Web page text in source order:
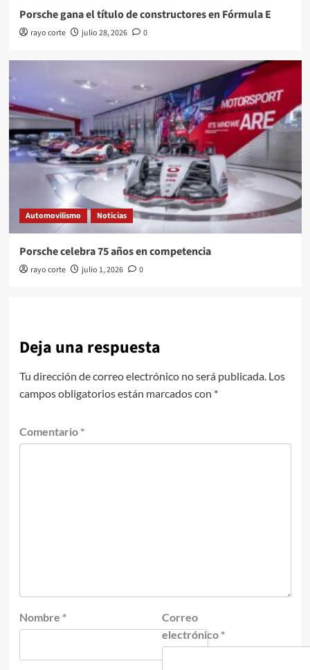
Porsche gana el título de constructores en Fórmula E
rayo corte julio 28, 2026 0
Automovilismo Noticias
Porsche celebra 75 años en competencia
rayo corte julio 1, 2026 0
Deja una respuesta
Tu dirección de correo electrónico no será publicada. Los
campos obligatorios están marcados con *
Comentario *
Nombre *
Correo
electrónico *